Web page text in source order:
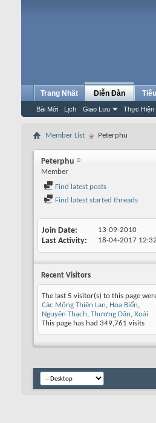
Trang Nhất Diễn Đàn
Bài Mới Lịch Giao Lưu Thực Hiện
Member List Peterphu
Peterphu
Member
Find latest posts
Find latest started threads
Join Date 13-09-2010
Last Activity 18-04-2017
Recent Visitors
The last 5 visitor(s) to this page
Các Mộng Thiên Lan, Hoa Biển,
Nguyên Thạch, Thương Dân, Xoài
This page has had 349,761 visits